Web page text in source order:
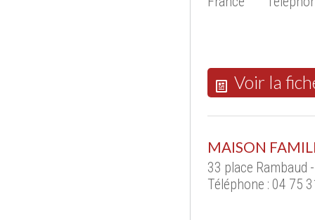
Voir la
MAISON
33 place Rambaud
Téléphone : 04 75